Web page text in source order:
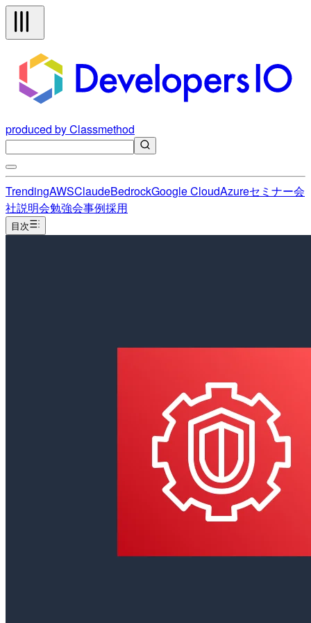
produced by Classmethod
TrendingAWSClaudeBedrockGoogle CloudAzureセミナー会
社説明会勉強会事例採用
目次